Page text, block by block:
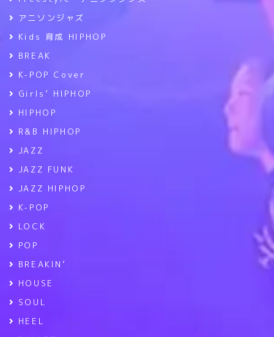
アニソンジャズ
Kids 育成 HIPHOP
BREAK
K-POP Cover
Girls’ HIPHOP
HIPHOP
R&B HIPHOP
JAZZ
JAZZ FUNK
JAZZ HIPHOP
K-POP
LOCK
POP
BREAKIN’
HOUSE
SOUL
HEEL